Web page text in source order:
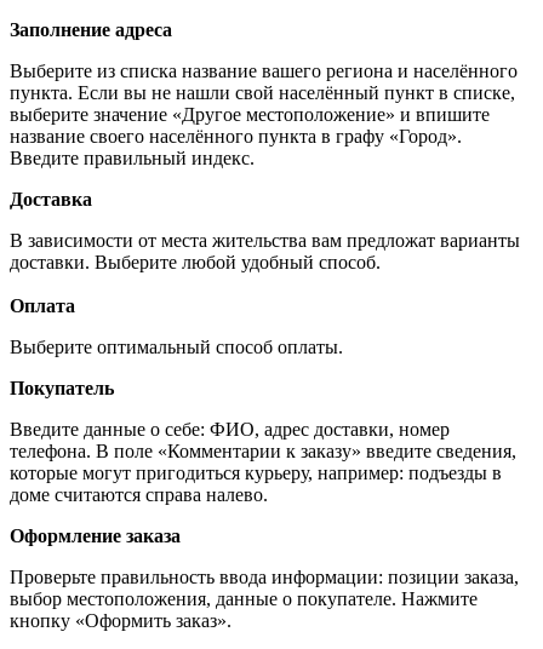
Заполнение адреса
Выберите из списка название вашего региона и населённого
пункта. Если вы не нашли свой населённый пункт в списке,
выберите значение «Другое местоположение» и впишите
название своего населённого пункта в графу «Город».
Введите правильный индекс.
Доставка
В зависимости от места жительства вам предложат варианты
доставки. Выберите любой удобный способ.
Оплата
Выберите оптимальный способ оплаты.
Покупатель
Введите данные о себе: ФИО, адрес доставки, номер
телефона. В поле «Комментарии к заказу» введите сведения,
которые могут пригодиться курьеру, например: подъезды в
доме считаются справа налево.
Оформление заказа
Проверьте правильность ввода информации: позиции заказа,
выбор местоположения, данные о покупателе. Нажмите
кнопку «Оформить заказ».